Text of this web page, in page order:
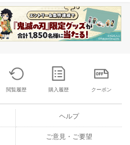
閲覧履歴 購入履歴 クーポン
ヘルプ
ご意見・ご要望